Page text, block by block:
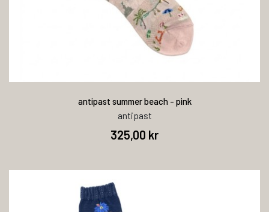
antipast summer beach - pink
antipast
325,00 kr